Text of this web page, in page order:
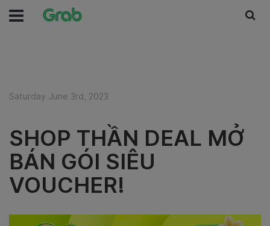
Saturday June 3rd, 2023
SHOP THẦN DEAL MỞ
BÁN GÓI SIÊU
VOUCHER!